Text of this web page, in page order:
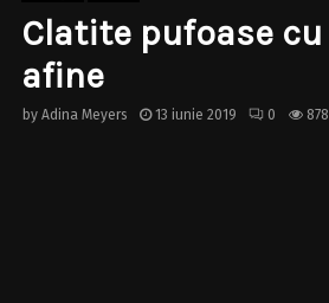
Clatite pufoase cu
afine
by Adina Meyers 13 iunie 2019 0 878